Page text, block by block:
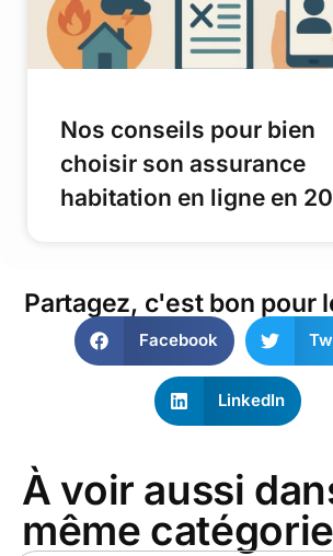
Nos conseils pour bien
choisir son assurance
habitation en ligne en
Partagez, c'est bon pour
Facebook
LinkedIn
À voir aussi
même catégorie